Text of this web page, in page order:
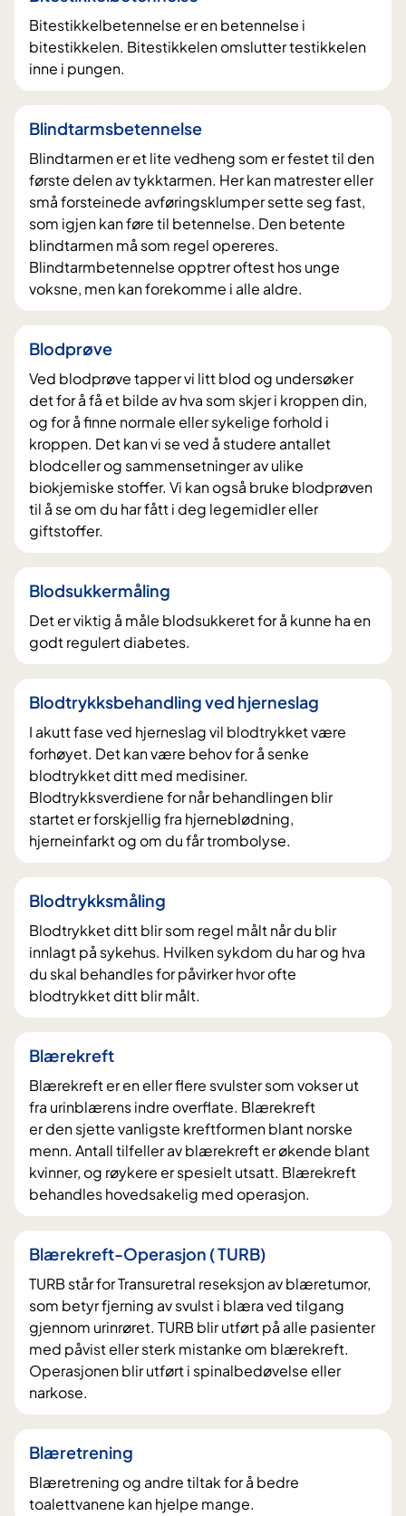
Bitestikkelbetennelse er en betennelse i
bitestikkelen. Bitestikkelen omslutter testikkelen
inne i pungen.
Blindtarmsbetennelse
Blindtarmen er et lite vedheng som er festet til den
første delen av tykktarmen. Her kan matrester eller
små forsteinede avføringsklumper sette seg fast,
som igjen kan føre til betennelse. Den betente
blindtarmen må som regel opereres.
Blindtarmbetennelse opptrer oftest hos unge
voksne, men kan forekomme i alle aldre.
Blodprøve
Ved blodprøve tapper vi litt blod og undersøker
det for å få et bilde av hva som skjer i kroppen din,
og for å finne normale eller sykelige forhold i
kroppen. Det kan vi se ved å studere antallet
blodceller og sammensetninger av ulike
biokjemiske stoffer. Vi kan også bruke blodprøven
til å se om du har fått i deg legemidler eller
giftstoffer.
Blodsukkermåling
Det er viktig å måle blodsukkeret for å kunne ha en
godt regulert diabetes.
Blodtrykksbehandling ved hjerneslag
I akutt fase ved hjerneslag vil blodtrykket være
forhøyet. Det kan være behov for å senke
blodtrykket ditt med medisiner.
Blodtrykksverdiene for når behandlingen blir
startet er forskjellig fra hjerneblødning,
hjerneinfarkt og om du får trombolyse.
Blodtrykksmåling
Blodtrykket ditt blir som regel målt når du blir
innlagt på sykehus. Hvilken sykdom du har og hva
du skal behandles for påvirker hvor ofte
blodtrykket ditt blir målt.
Blærekreft
Blærekreft er en eller flere svulster som vokser ut
fra urinblærens indre overflate. Blærekreft
er den sjette vanligste kreftformen blant norske
menn. Antall tilfeller av blærekreft er økende blant
kvinner, og røykere er spesielt utsatt. Blærekreft
behandles hovedsakelig med operasjon.
Blærekreft-Operasjon ( TURB)
TURB står for Transuretral reseksjon av blæretumor,
som betyr fjerning av svulst i blæra ved tilgang
gjennom urinrøret. TURB blir utført på alle pasienter
med påvist eller sterk mistanke om blærekreft.
Operasjonen blir utført i spinalbedøvelse eller
narkose.
Blæretrening
Blæretrening og andre tiltak for å bedre
toalettvanene kan hjelpe mange.